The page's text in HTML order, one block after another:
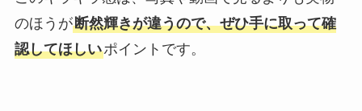
のほうが断然輝きが違うので、ぜひ手に取って確
認してほしいポイントです。